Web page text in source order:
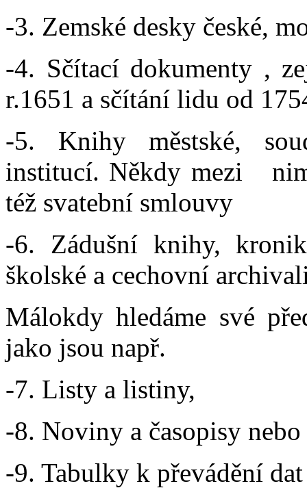
-3. Zemské desky české,
-4. Sčítací dokumenty ,
r.1651 a sčítání lidu od
-5. Knihy městské,
institucí. Někdy mezi
též svatební smlouvy
-6. Zádušní knihy,
školské a cechovní
Málokdy hledáme své
jako jsou např.
-7. Listy a listiny,
-8. Noviny a časopisy
-9. Tabulky k převádění